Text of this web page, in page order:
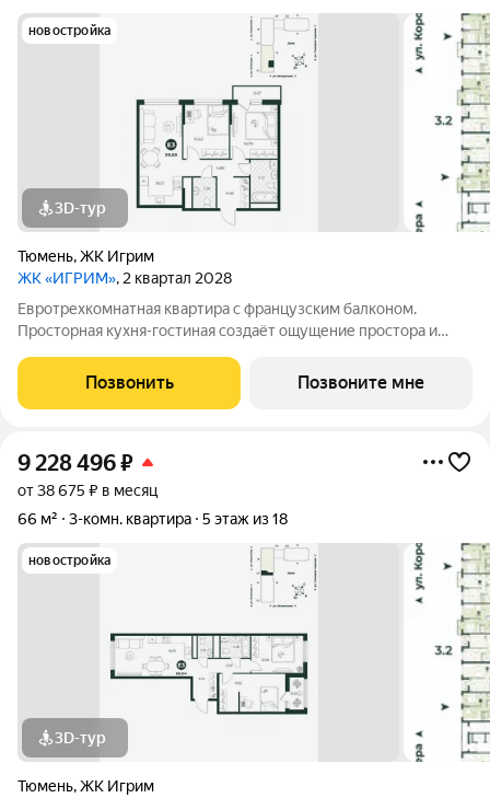
новостройка
3D-тур
Тюмень,ЖК Игрим
ЖК «ИГРИМ», 2 квартал 2028
Евротрехкомнатная квартира с французским балконом.
Просторная кухня-гостиная создаёт ощущение простора и
следить за детьми. Планировкой предусмотрено два санузла.
В прихожей есть место для
Позвонить Позвоните мне
9 228 496₽
от 38 675 ₽ в месяц
66 м²
3-комн. квартира 5 этаж из 18
новостройка
3D-тур
Тюмень,ЖК Игрим